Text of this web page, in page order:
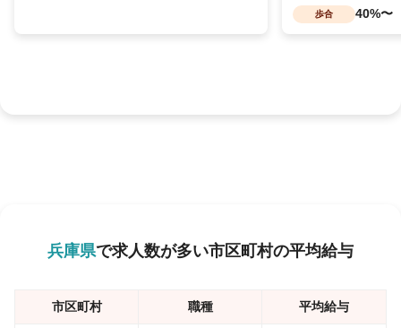
歩合 40%〜
兵庫県で求人数が多い市区町村の平均給与
市区町村 職種 平均給与